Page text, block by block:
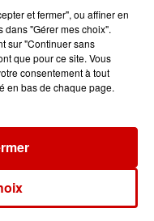
school bus au
les bleus à
- Bruce
la chanson que
et fermer", ou affiner en
"Gérer mes choix".
sur "Continuer sans
que pour ce site. Vous
consentement à tout
en bas de chaque page.